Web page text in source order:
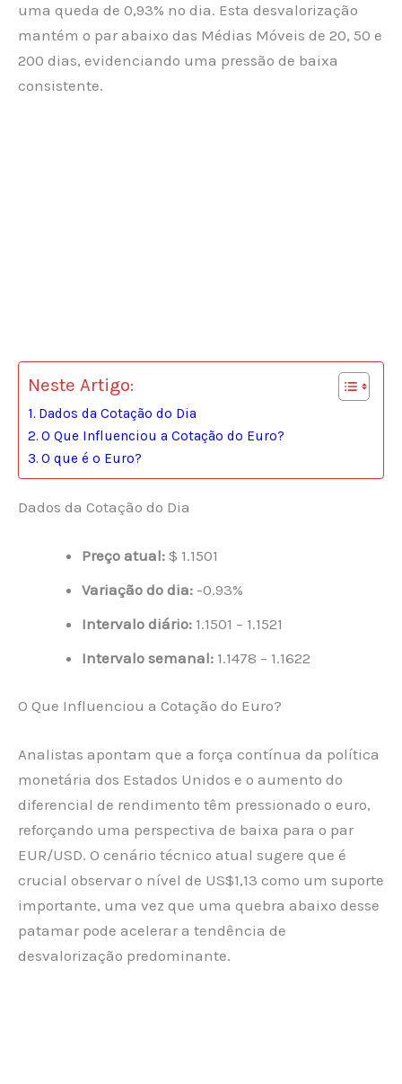
uma queda de 0,93% no dia. Esta desvalorização
mantém o par abaixo das Médias Móveis de 20, 50 e
200 dias, evidenciando uma pressão de baixa
consistente.
Neste Artigo:
Dados da Cotação do Dia
O Que Influenciou a Cotação do Euro?
O que é o Euro?
Dados da Cotação do Dia
Preço atual: $ 1.1501
Variação do dia: -0.93%
Intervalo diário: 1.1501 – 1.1521
Intervalo semanal: 1.1478 – 1.1622
O Que Influenciou a Cotação do Euro?
Analistas apontam que a força contínua da política
monetária dos Estados Unidos e o aumento do
diferencial de rendimento têm pressionado o euro,
reforçando uma perspectiva de baixa para o par
EUR/USD. O cenário técnico atual sugere que é
crucial observar o nível de US$1,13 como um suporte
importante, uma vez que uma quebra abaixo desse
patamar pode acelerar a tendência de
desvalorização predominante.